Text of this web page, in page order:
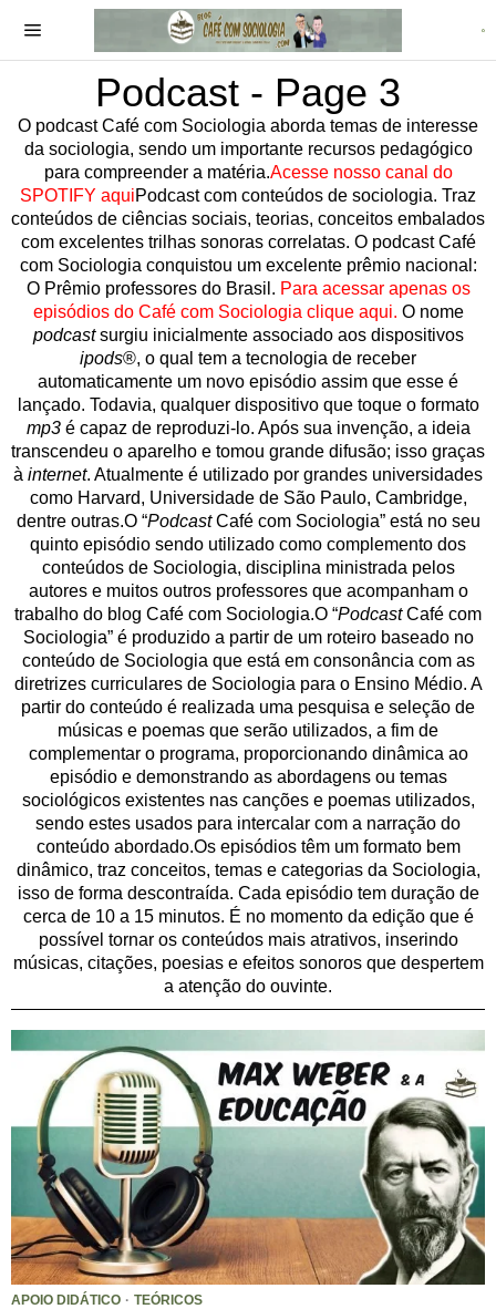
Podcast - Page 3
O podcast Café com Sociologia aborda temas de interesse
da sociologia, sendo um importante recursos pedagógico
para compreender a matéria.Acesse nosso canal do
SPOTIFY aquiPodcast com conteúdos de sociologia. Traz
conteúdos de ciências sociais, teorias, conceitos embalados
com excelentes trilhas sonoras correlatas. O podcast Café
com Sociologia conquistou um excelente prêmio nacional:
O Prêmio professores do Brasil. Para acessar apenas os
episódios do Café com Sociologia clique aqui. O nome
podcastsurgiu inicialmente associado aos dispositivos
ipods®, o qual tem a tecnologia de receber
automaticamente um novo episódio assim que esse é
lançado. Todavia, qualquer dispositivo que toque o formato
mp3é capaz de reproduzi-lo. Após sua invenção, a ideia
transcendeu o aparelho e tomou grande difusão; isso graças
à internet. Atualmente é utilizado por grandes universidades
como Harvard, Universidade de São Paulo, Cambridge,
dentre outras.O “PodcastCafé com Sociologia” está no seu
quinto episódio sendo utilizado como complemento dos
conteúdos de Sociologia, disciplina ministrada pelos
autores e muitos outros professores que acompanham o
trabalho do blog Café com Sociologia.O “PodcastCafé com
Sociologia” é produzido a partir de um roteiro baseado no
conteúdo de Sociologia que está em consonância com as
diretrizes curriculares de Sociologia para o Ensino Médio. A
partir do conteúdo é realizada uma pesquisa e seleção de
músicas e poemas que serão utilizados, a fim de
complementar o programa, proporcionando dinâmica ao
episódio e demonstrando as abordagens ou temas
sociológicos existentes nas canções e poemas utilizados,
sendo estes usados para intercalar com a narração do
conteúdo abordado.Os episódios têm um formato bem
dinâmico, traz conceitos, temas e categorias da Sociologia,
isso de forma descontraída. Cada episódio tem duração de
cerca de 10 a 15 minutos. É no momento da edição que é
possível tornar os conteúdos mais atrativos, inserindo
músicas, citações, poesias e efeitos sonoros que despertem
a atenção do ouvinte.
APOIO DIDÁTICO · TEÓRICOS